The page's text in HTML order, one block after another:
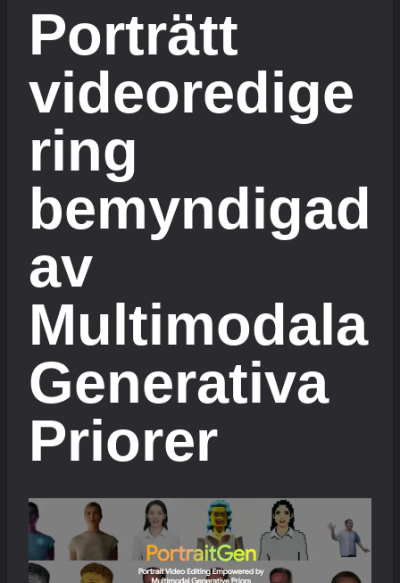
Porträtt
videoredige
ring
bemyndigad
av
Multimodala
Generativa
Priorer